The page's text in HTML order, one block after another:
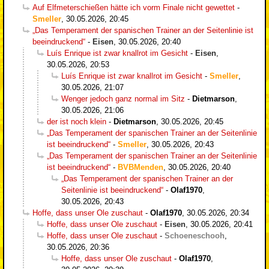
Auf Elfmeterschießen hätte ich vorm Finale nicht gewettet -
Smeller 30.05.2026, 20:45
„Das Temperament der spanischen Trainer an der Seitenlinie ist
beeindruckend“ - Eisen 30.05.2026, 20:40
Luís Enrique ist zwar knallrot im Gesicht - Eisen
30.05.2026, 20:53
Luís Enrique ist zwar knallrot im Gesicht - Smeller
30.05.2026, 21:07
Wenger jedoch ganz normal im Sitz - Dietmarson
30.05.2026, 21:06
der ist noch klein - Dietmarson 30.05.2026, 20:45
„Das Temperament der spanischen Trainer an der Seitenlinie
ist beeindruckend“ - Smeller 30.05.2026, 20:43
„Das Temperament der spanischen Trainer an der Seitenlinie
ist beeindruckend“ - BVBMenden 30.05.2026, 20:40
„Das Temperament der spanischen Trainer an der
Seitenlinie ist beeindruckend“ - Olaf1970
30.05.2026, 20:43
Hoffe, dass unser Ole zuschaut - Olaf1970 30.05.2026, 20:34
Hoffe, dass unser Ole zuschaut - Eisen 30.05.2026, 20:41
Hoffe, dass unser Ole zuschaut - Schoeneschooh
30.05.2026, 20:36
Hoffe, dass unser Ole zuschaut - Olaf1970